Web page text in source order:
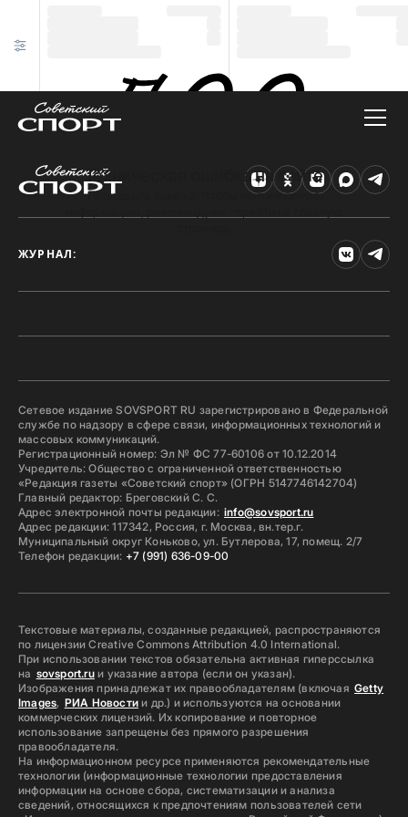
Техническая ошибка на сайте
Произошла ошибка. Чтобы найти нужную
ЖУРНАЛ:
Сетевое издание SOVSPORT RU зарегистрировано в Федеральной
службе по надзору в сфере связи, информационных технологий и
массовых коммуникаций.
Регистрационный номер: Эл № ФС 77-60106 от 10.12.2014
Учредитель: Общество с ограниченной ответственностью
«Редакция газеты «Советский спорт» (ОГРН 5147746142704)
Главный редактор: Бреговский С. С.
Адрес электронной почты редакции: info@sovsport.ru
Адрес редакции: 117342, Россия, г. Москва, вн.тер.г.
Муниципальный округ Коньково, ул. Бутлерова, 17, помещ. 2/7
Телефон редакции: +7 (991) 636-09-00
Текстовые материалы, созданные редакцией, распространяются
по лицензии Creative Commons Attribution 4.0 International.
При использовании текстов обязательна активная гиперссылка
на sovsport.ruи указание автора (если он указан).
Изображения принадлежат их правообладателям (включая Getty
Images, РИА Новостии др.) и используются на основании
коммерческих лицензий. Их копирование и повторное
использование запрещены без прямого разрешения
правообладателя.
На информационном ресурсе применяются рекомендательные
технологии (информационные технологии предоставления
информации на основе сбора, систематизации и анализа
сведений, относящихся к предпочтениям пользователей сети